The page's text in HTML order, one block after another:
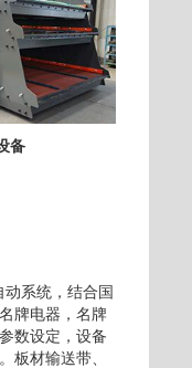
备
系统，结合国
牌电器，名牌
数设定，设备
板材输送带、